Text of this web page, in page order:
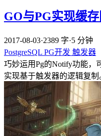
GO与PG实现缓
2017-08-03·2389 字·5 分钟
PostgreSQL PG开发 触发器
巧妙运用Pg的Notify功能，
实现基于触发器的逻辑复制